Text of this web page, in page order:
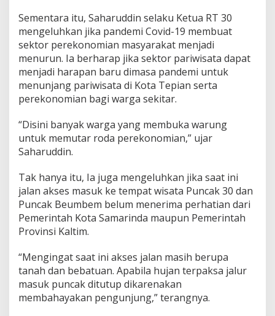
Sementara itu, Saharuddin selaku Ketua RT 30
mengeluhkan jika pandemi Covid-19 membuat
sektor perekonomian masyarakat menjadi
menurun. Ia berharap jika sektor pariwisata dapat
menjadi harapan baru dimasa pandemi untuk
menunjang pariwisata di Kota Tepian serta
perekonomian bagi warga sekitar.
“Disini banyak warga yang membuka warung
untuk memutar roda perekonomian,” ujar
Saharuddin.
Tak hanya itu, Ia juga mengeluhkan jika saat ini
jalan akses masuk ke tempat wisata Puncak 30 dan
Puncak Beumbem belum menerima perhatian dari
Pemerintah Kota Samarinda maupun Pemerintah
Provinsi Kaltim.
“Mengingat saat ini akses jalan masih berupa
tanah dan bebatuan. Apabila hujan terpaksa jalur
masuk puncak ditutup dikarenakan
membahayakan pengunjung,” terangnya.